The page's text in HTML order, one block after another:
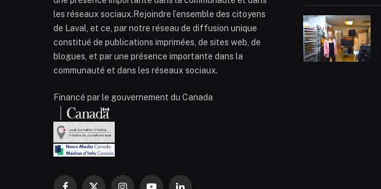
les réseaux sociaux.Rejoindre l’ensemble des citoyens
de Laval, et ce, par notre réseau de diffusion unique
constitué de publications imprimées, de sites web, de
blogues, et par une présence importante dans la
communauté et dans les réseaux sociaux.
Financé par le gouvernement du Canada